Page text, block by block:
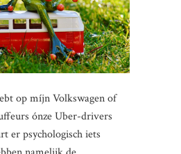
op míjn Volkswagen of
ónze Uber-drivers
er psychologisch iets